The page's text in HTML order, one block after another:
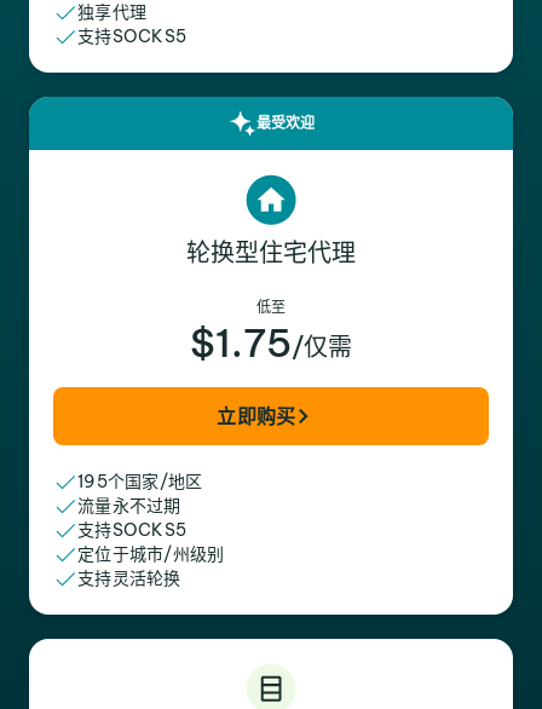
独享代理
支持SOCKS5
最受欢迎
轮换型住宅代理
低至
$1.75/仅需
立即购买
195个国家/地区
流量永不过期
支持SOCKS5
定位于城市/州级别
支持灵活轮换